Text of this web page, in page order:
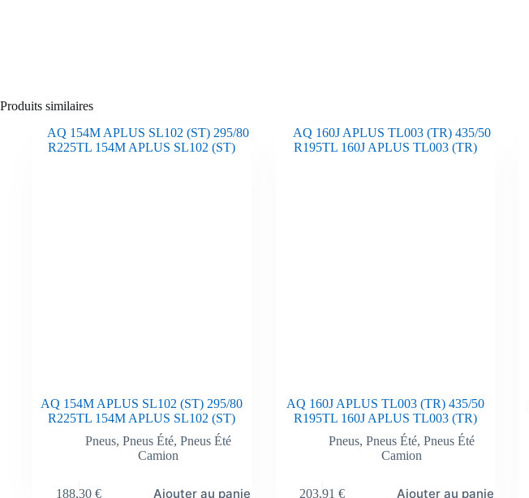
Produits similaires
AQ 154M APLUS SL102 (ST) 295/80
R225TL 154M APLUS SL102 (ST)
Pneus, Pneus Été, Pneus Été
Camion
188,30€ Ajouter au panier
AQ 160J APLUS TL003 (TR) 435/50
R195TL 160J APLUS TL003 (TR)
Pneus, Pneus Été, Pneus Été
Camion
203,91€ Ajouter au panier